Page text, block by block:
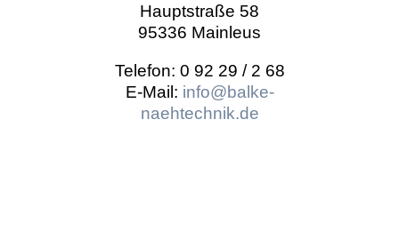
Hauptstraße 58
95336 Mainleus
Telefon: 0 92 29 / 2 68
E-Mail: info@balke-
naehtechnik.de